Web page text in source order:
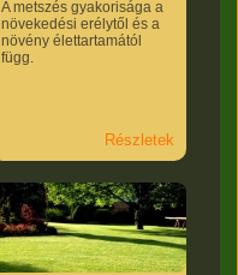
A metszés gyakorisága a
növekedési erélytől és a
növény élettartamától
függ.
Részletek